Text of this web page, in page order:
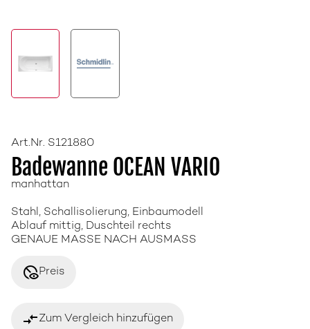
Art.Nr. S121880
Badewanne OCEAN VARIO
manhattan
Stahl, Schallisolierung, Einbaumodell
Ablauf mittig, Duschteil rechts
GENAUE MASSE NACH AUSMASS
disabled_visiblePreis
compare_arrowsZum Vergleich hinzufügen